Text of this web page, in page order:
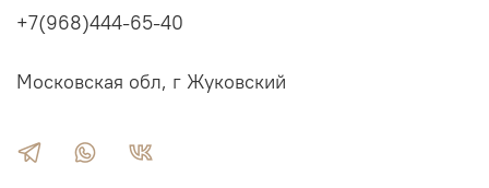
+7(968)444-65-40
Московская обл, г Жуковский